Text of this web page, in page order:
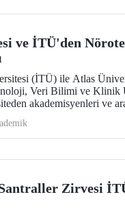
ve İTÜ'den
(İTÜ) ile Atlas
Veri Bilimi ve
akademisyenleri ve
Zirvesi